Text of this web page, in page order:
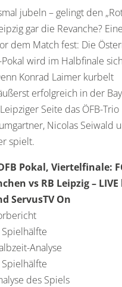
jubeln – gelingt den
gar die Revanche?
dem Match fest: Die
Pokal wird im Halbfinale
Konrad Laimer kurbelt
erfolgreich in der
Seite das ÖFB-Trio
Nicolas Seiwald
spielt.
Pokal, Viertelfinale:
vs RB Leipzig – LIVE
ServusTV On
Analyse
des Spiels